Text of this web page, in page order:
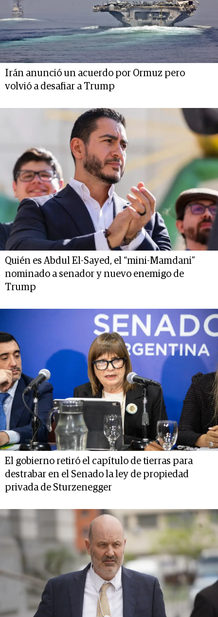
Irán anunció un acuerdo por Ormuz pero
volvió a desafiar a Trump
Quién es Abdul El-Sayed, el “mini-Mamdani”
nominado a senador y nuevo enemigo de
Trump
El gobierno retiró el capítulo de tierras para
destrabar en el Senado la ley de propiedad
privada de Sturzenegger